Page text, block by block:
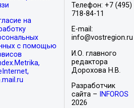
на
с помощью
Телефон: +7 (495)
718-84-11
E-mail:
info@vostregion.ru
И.О. главного
редактора
Дорохова Н.В.
Разработчик
сайта –
INFOROS
2026